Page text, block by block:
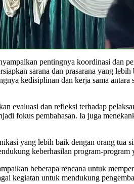
pentingnya koordinasi dan
sarana dan prasarana yang
kedisiplinan dan kerja sama
evaluasi dan refleksi terhadap
fokus pembahasan. Ia juga
yang lebih baik dengan orang tua
keberhasilan program-program
beberapa rencana untuk
kegiatan untuk mendukung